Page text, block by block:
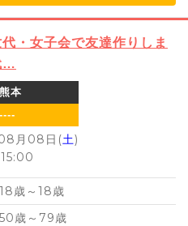
・女子会で友達作りしま
…
熊本
----
月08日(土)
15:00
18歳～ 18歳
50歳～ 79歳